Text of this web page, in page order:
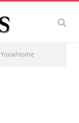
Yuva/Home